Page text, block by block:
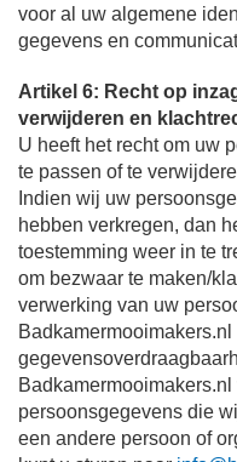
voor al uw algemene
gegevens en
Artikel 6: Recht op
verwijderen en
U heeft het recht om uw
te passen of te
Indien wij uw
hebben verkregen, dan
toestemming weer in te
om bezwaar te maken/
verwerking van uw
persoonsgegevens die
een andere persoon of